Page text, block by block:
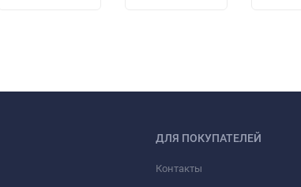
ДЛЯ ПОКУПАТЕЛЕЙ
Контакты